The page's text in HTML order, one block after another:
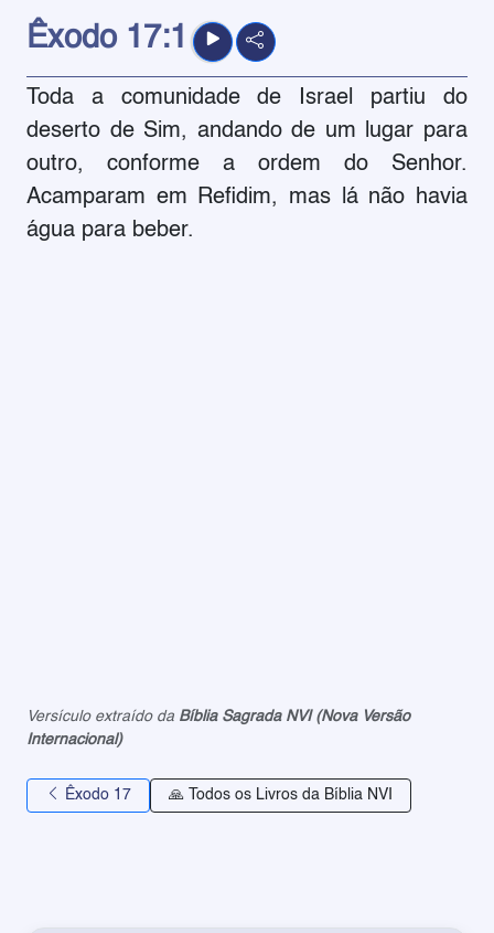
Êxodo17:1
Toda a comunidade de Israel partiu do
deserto de Sim, andando de um lugar para
outro, conforme a ordem do Senhor.
Acamparam em Refidim, mas lá não havia
água para beber.
Versículo extraído da Bíblia Sagrada NVI (Nova Versão
Internacional)
Êxodo 17 🙏 Todos os Livros da Bíblia NVI